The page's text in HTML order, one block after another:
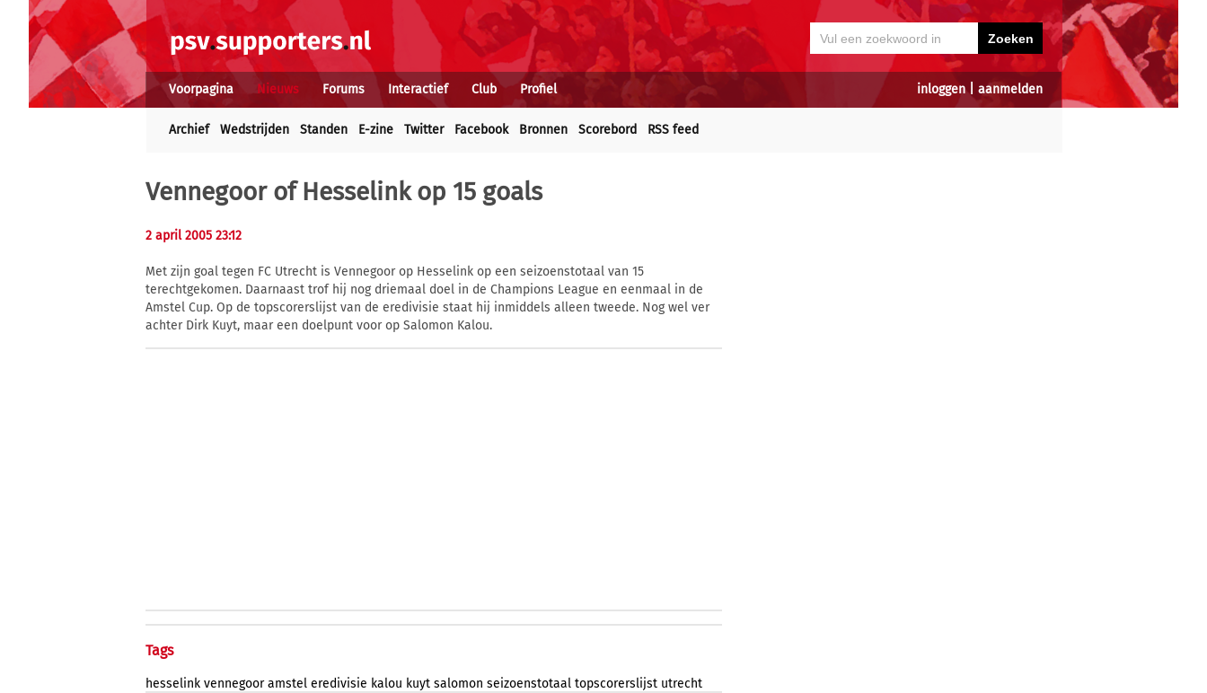
inloggen| aanmelden
Voorpagina Nieuws Forums Interactief Club Profiel
Archief Wedstrijden Standen E-zine Twitter Facebook Bronnen Scorebord RSS feed
Vennegoor of Hesselink op 15 goals
2 april 2005 23:12
Met zijn goal tegen FC Utrecht is Vennegoor op Hesselink op een seizoenstotaal van 15
terechtgekomen. Daarnaast trof hij nog driemaal doel in de Champions League en eenmaal in de
Amstel Cup. Op de topscorerslijst van de eredivisie staat hij inmiddels alleen tweede. Nog wel ver
achter Dirk Kuyt, maar een doelpunt voor op Salomon Kalou.
Tags
hesselink vennegoor amstel eredivisie kalou kuyt salomon seizoenstotaal topscorerslijst utrecht